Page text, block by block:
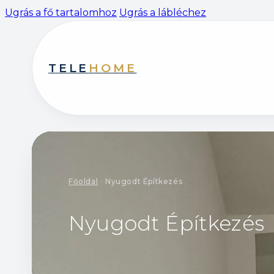
Ugrás a fő tartalomhoz Ugrás a lábléchez
TELE HOME
Főoldal › Nyugodt Építkezés
Nyugodt Építkezés